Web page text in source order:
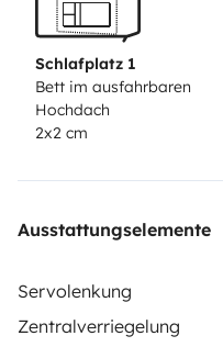
Schlafplatz 1
Bett im ausfahrbaren
Hochdach
2x2 cm
Ausstattungselemente
Servolenkung
Zentralverriegelung